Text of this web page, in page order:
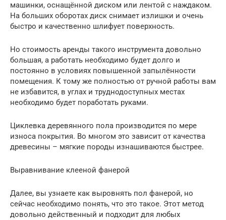
машинки, оснащённой диском или лентой с наждаком.
На больших оборотах диск снимает излишки и очень
быстро и качественно шлифует поверхность.
Но стоимость аренды такого инструмента довольно
большая, а работать необходимо будет долго и
постоянно в условиях повышенной запылённости
помещения. К тому же полностью от ручной работы вам
не избавится, в углах и труднодоступных местах
необходимо будет поработать руками.
Циклевка деревянного пола производится по мере
износа покрытия. Во многом это зависит от качества
древесины – мягкие породы изнашиваются быстрее.
Выравнивание клееной фанерой
Далее, вы узнаете как выровнять пол фанерой, но
сейчас необходимо понять, что это такое. Этот метод
довольно действенный и подходит для любых